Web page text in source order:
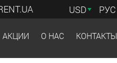
USD РУС
АКЦИИ О НАС КОНТАКТЫ